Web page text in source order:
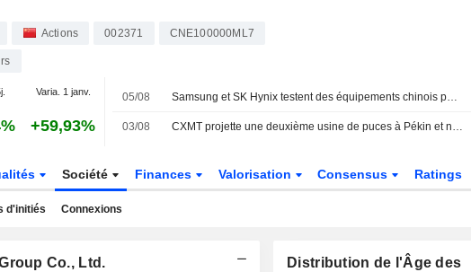
Actions 002371 CNE100000ML7
Varia. 1 janv.
+59,93%
05/08 Samsung et SK Hynix testent des équipements chinois pour se prémunir des risques liés aux États-Unis
03/08 CXMT projette une deuxième usine de puces à Pékin et négocie son financement, selon des sources
Société Finances Valorisation Consensus Ratings
d'initiés Connexions
Co., Ltd.
Distribution de l'Âge des